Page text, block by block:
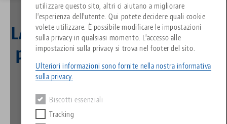
utilizzare questo sito, altri ci aiutano a migliorare
l'esperienza dell'utente. Qui potete decidere quali cookie
volete utilizzare. È possibile modificare le impostazioni
sulla privacy in qualsiasi momento. L'accesso alle
impostazioni sulla privacy si trova nel footer del sito.
Ulteriori informazioni sono fornite nella nostra informativa
sulla privacy.
Biscotti essenziali
Tracking
Sistema di serraggio a punto
Sistemi di staffaggio
Tipi di prodotto
Panoramica dei prodotti
Filosofia
Innovazioni
FAQ
Richiesta catalogo
Notizie
Eventi
Siamo spiacenti. Non abbiamo trovato alcun risultato.
Vai alla pagina del prodotto
Servizi
Quicklinks
Search
Downloads
LANG Technik GmbH entra in
partnership con il fornitore
di sistemi ERP Asseco
Solutions